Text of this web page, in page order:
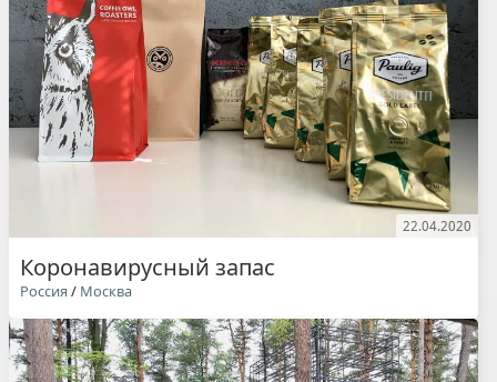
22.04.2020
Коронавирусный запас
Россия / Москва